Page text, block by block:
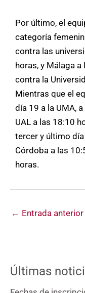
Por último, el
categoría
contra las
horas, y Málaga
contra la
Mientras que el
día 19 a la UMA,
UAL a las 18:10
tercer y último
Córdoba a las
horas.
← Entrada anterior
Últimas